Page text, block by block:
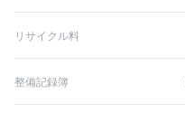
リサイクル料
整備記録簿